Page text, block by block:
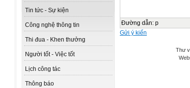
Tin tức - Sự kiện
Công nghệ thông tin
Thi đua - Khen thưởng
Người tốt - Việc tốt
Lịch công tác
Thông báo
Đường dẫn: p
Gửi ý kiến
Thư